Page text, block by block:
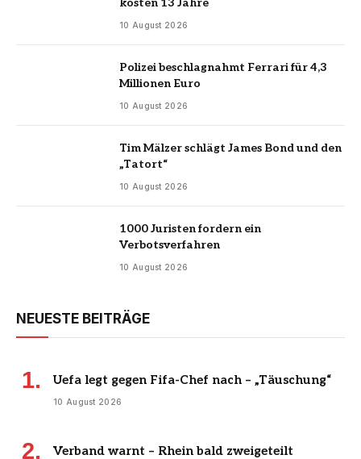
10 August 2026
Polizei beschlagnahmt Ferrari für 4,3
Millionen Euro
10 August 2026
Tim Mälzer schlägt James Bond und den
„Tatort“
10 August 2026
1000 Juristen fordern ein
Verbotsverfahren
10 August 2026
NEUESTE BEITRÄGE
Uefa legt gegen Fifa-Chef nach – „Täuschung“
10 August 2026
Verband warnt – Rhein bald zweigeteilt